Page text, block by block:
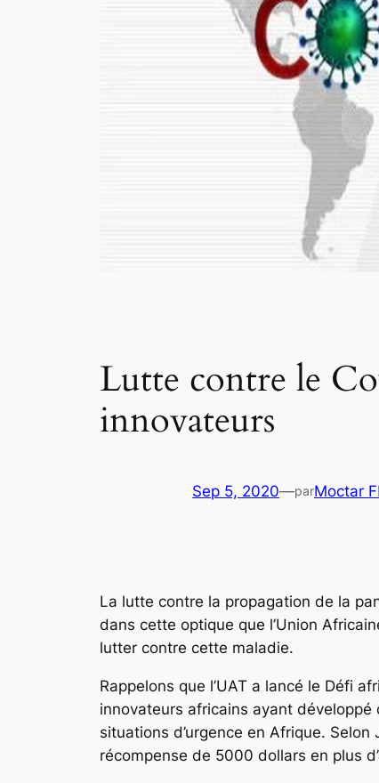
Lutte contre le
innovateurs
Sep 5, 2020—parMoctar
La lutte contre la propagation de la
dans cette optique que l’Union
lutter contre cette maladie.
Rappelons que l’UAT a lancé le Défi
innovateurs africains ayant
situations d’urgence en Afrique.
récompense de 5000 dollars en plus